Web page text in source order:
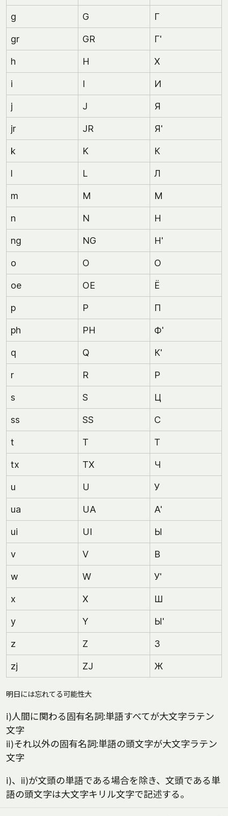
g G Г
gr GR Г'
h H Х
i I И
j J Я
jr JR Я'
k K К
l L Л
m M М
n N Н
ng NG Н'
o O О
oe OE Ё
p P П
ph PH Ф'
q Q К'
r R Р
s S Ц
ss SS С
t T Т
tx TX Ч
u U У
ua UA А'
ui UI Ы
v V В
w W У'
x X Ш
y Y Ы'
z Z З
zj ZJ Ж
明日には忘れてる可能性大
i)人間に関わる固有名詞:単語すべてが大文字ラテン
文字
ii)それ以外の固有名詞:単語の頭文字が大文字ラテン
文字
i)、ii)が文頭の単語である場合を除き、文頭である単
語の頭文字は大文字キリル文字で記述する。